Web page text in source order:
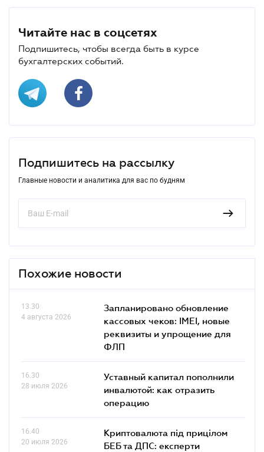
Читайте нас в соцсетях
Подпишитесь, чтобы всегда быть в курсе
бухгалтерских событий.
Подпишитесь на рассылку
Главные новости и аналитика для вас по будням
Похожие новости
13.30
4 августа 2026
Запланировано обновление
кассовых чеков: IMEI, новые
реквизиты и упрощение для
ФЛП
16.30
28 июля 2026
Уставный капитал пополнили
инвалютой: как отразить
операцию
16.40
20 июля 2026
Криптовалюта під прицілом
БЕБ та ДПС: експерти